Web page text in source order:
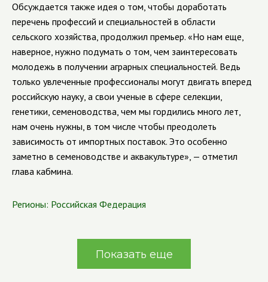
Обсуждается также идея о том, чтобы доработать
перечень профессий и специальностей в области
сельского хозяйства, продолжил премьер. «Но нам еще,
наверное, нужно подумать о том, чем заинтересовать
молодежь в получении аграрных специальностей. Ведь
только увлеченные профессионалы могут двигать вперед
российскую науку, а свои ученые в сфере селекции,
генетики, семеноводства, чем мы гордились много лет,
нам очень нужны, в том числе чтобы преодолеть
зависимость от импортных поставок. Это особенно
заметно в семеноводстве и аквакультуре», — отметил
глава кабмина.
Регионы: Российская Федерация
Показать еще